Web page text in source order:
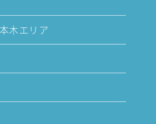
木エリア